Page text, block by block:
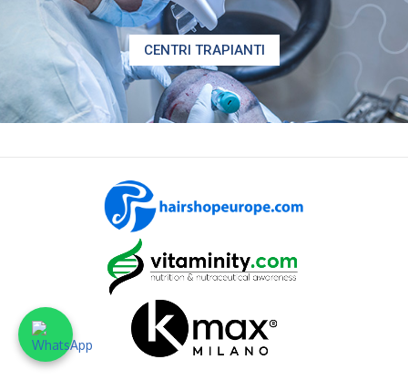
CENTRI TRAPIANTI